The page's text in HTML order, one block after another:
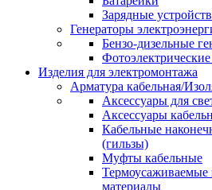
Зарядные
Генераторы
Бензо-дизельные
Изделия для электромонтажа
Арматура кабельная/
Аксессуары для
Аксессуары
Кабельные
(гильзы)
Муфты кабельные
материалы